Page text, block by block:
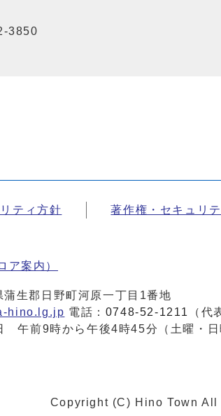
3850
ティ方針 著作権・セキュリテ
ア案内）
生郡日野町河原一丁目1番地
hino.lg.jp 電話： 0748-52-1211
（
午前9時から午後4時45分（土曜・日
Copyright (C) Hino Town